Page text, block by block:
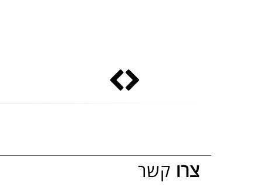
צרו קשר